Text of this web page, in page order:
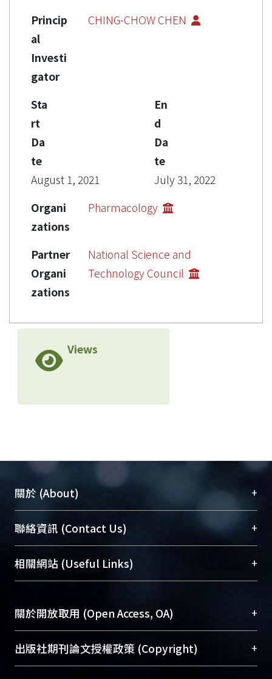
Princip
al
Investi
gator
CHING-CHOW CHEN
Sta
rt
Da
te
August 1, 2021
En
d
Da
te
July 31, 2022
Organi
zations
Pharmacology
Partner
Organi
zations
National Science and
Technology Council
Views
關於 (About) +
臺大位居世界頂尖大學之列，為永久珍藏及向國際
展現本校豐碩的研究成果及學術能量，圖書館整合
機構典藏（NTUR）與學術庫（AH）不同功能平
台，成為臺大學術典藏NTU scholars。期能整合研
成果。
To permanently archive and promote researcher
profiles and scholarly works, Library integrates the
services of “NTU Repository” with “Academic
聯絡資訊 (Contact Us) +
總館學科館員(Main Library)
醫學圖書館學科館員(Medical Library)
Sciences Library)
相關網站 (Useful Links) +
關於開放取用 (Open Access, OA) +
開放取用是從使用者角度提升資訊取用性的社會運
動，應用在學術研究上是透過將研究著作公開供使
出版社期刊論文授權政策 (Copyright) +